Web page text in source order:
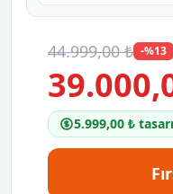
44.999,00 ₺ -%13
5.999,00 ₺